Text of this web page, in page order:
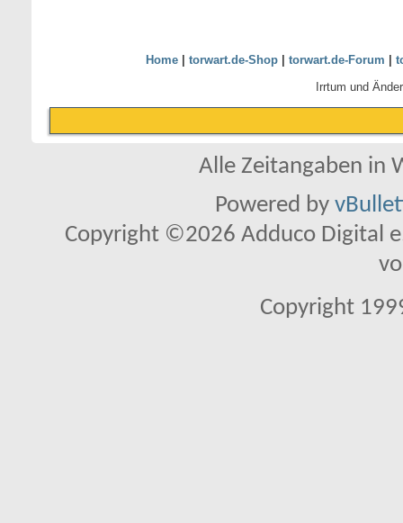
Home| torwart.de-Shop| torwart.de-Forum
Irrtum und
Alle Zeitangaben in
Powered by
Copyright ©2026 Adduco Digital
Copyright